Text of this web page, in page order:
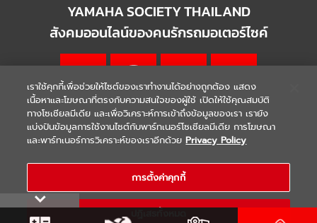
YAMAHA SOCIETY THAILAND
สังคมออนไลน์ของคนรักรถมอเตอร์ไซค์
WARRANTY | Terms & Conditions
COPYRIGHT 2021 THAI YAMAHA MOTOR CO.,LTD. ALL RIGHTS
RESERVED
เราใช้คุกกี้เพื่อช่วยให้ไซต์ของเราทำงานได้อย่างถูกต้อง แสดง
เนื้อหาและโฆษณาที่ตรงกับความสนใจของผู้ใช้ เปิดให้ใช้คุณสมบัติ
ทางโซเชียลมีเดีย และเพื่อวิเคราะห์การเข้าถึงข้อมูลของเรา เรายัง
แบ่งปันข้อมูลการใช้งานไซต์กับพาร์ทเนอร์โซเชียลมีเดีย การโฆษณา
และพาร์ทเนอร์การวิเคราะห์ของเราอีกด้วย Privacy Policy
การตั้งค่าคุกกี้